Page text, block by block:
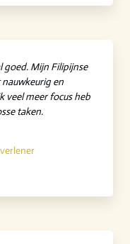
goed. Mijn Filipijnse
en
veel meer focus heb
taken.